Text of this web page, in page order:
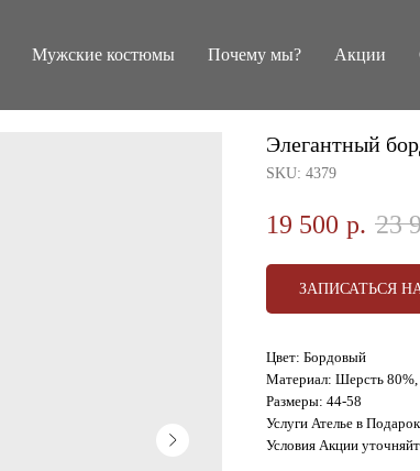
Мужские костюмы Почему мы? Акции
Элегантный
SKU: 4379
19 500 р. 23
ЗАПИСАТЬСЯ
Цвет: Бордовый
Материал: Шерсть 80%,
Размеры: 44-58
Услуги Ателье в
Условия Акции